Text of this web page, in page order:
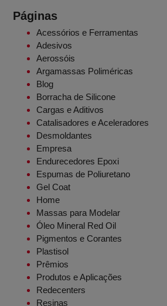
Páginas
Acessórios e Ferramentas
Adesivos
Aerossóis
Argamassas Poliméricas
Blog
Borracha de Silicone
Cargas e Aditivos
Catalisadores e Aceleradores
Desmoldantes
Empresa
Endurecedores Epoxi
Espumas de Poliuretano
Gel Coat
Home
Massas para Modelar
Óleo Mineral Red Oil
Pigmentos e Corantes
Plastisol
Prêmios
Produtos e Aplicações
Redecenters
Resinas